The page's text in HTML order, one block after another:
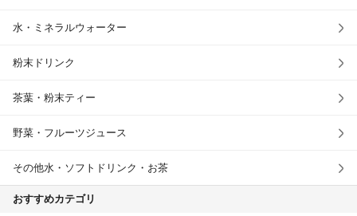
水・ミネラルウォーター
粉末ドリンク
茶葉・粉末ティー
野菜・フルーツジュース
その他水・ソフトドリンク・お茶
おすすめカテゴリ